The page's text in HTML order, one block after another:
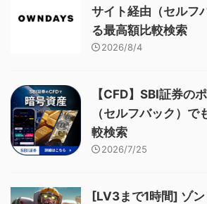
サイト経由（セルフ
る最高額比較検索
2026/8/4
【CFD】SBI証券の
（セルフバック）で
較検索
2026/7/25
[LV3まで1時間] ゾ